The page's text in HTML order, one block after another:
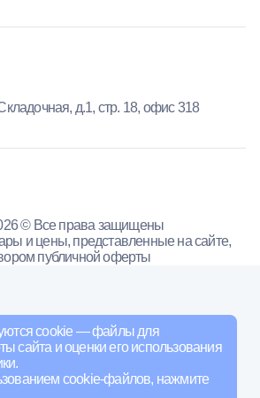
cookie — файлы для
сайта и оценки его использования
cookie-файлов, нажмите
д.1, стр. 18, офис 318
© Все права защищены
и цены, представленные на сайте,
публичной оферты